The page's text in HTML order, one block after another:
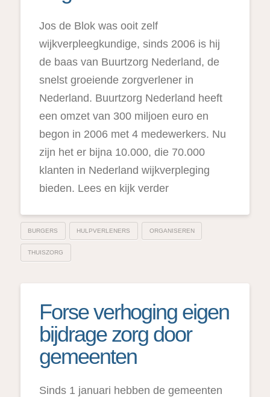
Jos de Blok was ooit zelf
wijkverpleegkundige, sinds 2006 is hij
de baas van Buurtzorg Nederland, de
snelst groeiende zorgverlener in
Nederland. Buurtzorg Nederland heeft
een omzet van 300 miljoen euro en
begon in 2006 met 4 medewerkers. Nu
zijn het er bijna 10.000, die 70.000
klanten in Nederland wijkverpleging
bieden. Lees en kijk verder
BURGERS HULPVERLENERS ORGANISEREN
THUISZORG
Forse verhoging eigen
bijdrage zorg door
gemeenten
Sinds 1 januari hebben de gemeenten